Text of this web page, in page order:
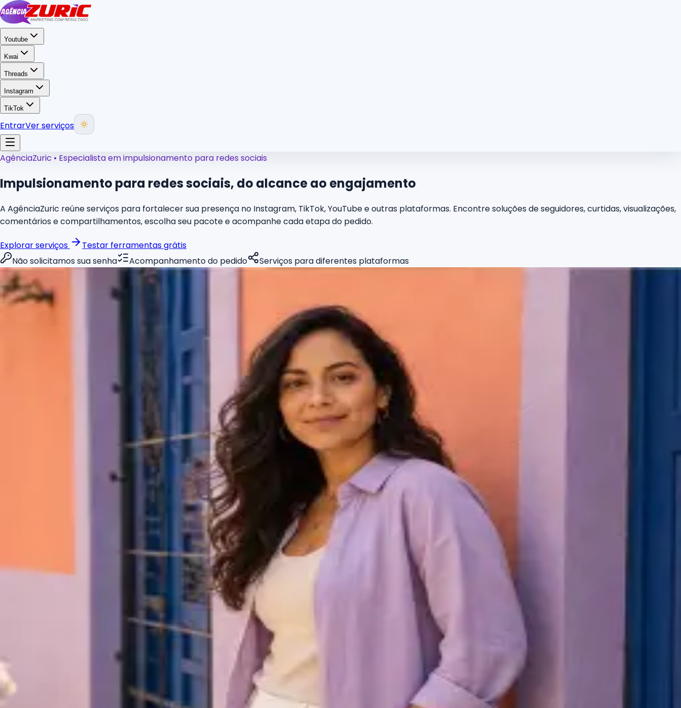
Youtube
Kwai
Threads
Instagram
TikTok
EntrarVer serviços
AgênciaZuric • Especialista em impulsionamento para redes sociais
Impulsionamento para redes sociais, do alcance ao engajamento
A AgênciaZuric reúne serviços para fortalecer sua presença no Instagram, TikTok, YouTube e outras plataformas. Encontre soluções de seguidores, curtidas, visualizações,
comentários e compartilhamentos, escolha seu pacote e acompanhe cada etapa do pedido.
Explorar serviços
Testar ferramentas grátis
Não solicitamos sua senha
Acompanhamento do pedido Serviços para diferentes plataformas
CRESCIMENTO AGORA
Conteúdo, estratégia e criatividade.